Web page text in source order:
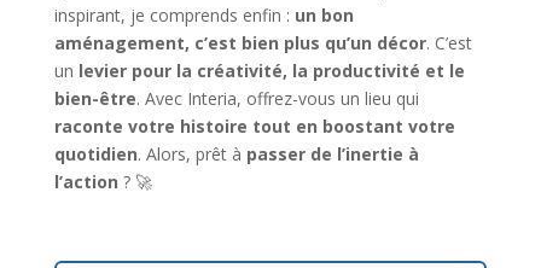
inspirant, je comprends enfin : un bon
aménagement, c’est bien plus qu’un décor. C’est
un levier pour la créativité, la productivité et le
bien-être. Avec Interia, offrez-vous un lieu qui
raconte votre histoire tout en boostant votre
quotidien. Alors, prêt à passer de l’inertie à
l’action ? 🚀